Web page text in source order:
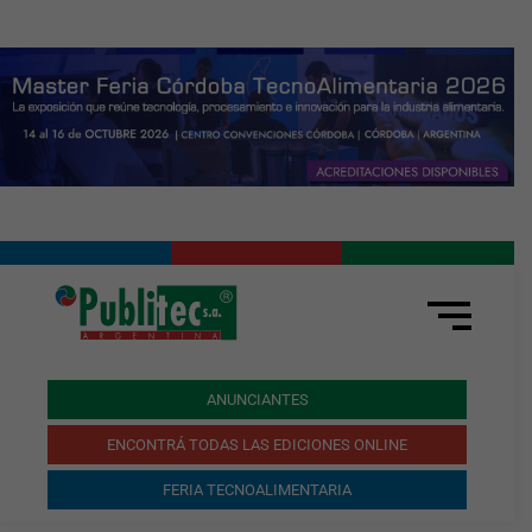
ANUNCIANTES
ENCONTRÁ TODAS LAS EDICIONES ONLINE
FERIA TECNOALIMENTARIA